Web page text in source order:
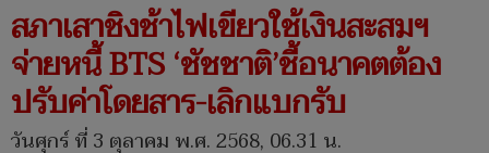
สภาเสาชิงช้าไฟเขียวใช้เงินสะสมฯ
จ่ายหนี้ BTS ‘ชัชชาติ’ชี้อนาคตต้อง
ปรับค่าโดยสาร-เลิกแบกรับ
วันศุกร์ ที่ 3 ตุลาคม พ.ศ. 2568, 06.31 น.